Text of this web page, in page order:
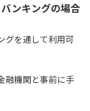
ンキングの場合
グを通して利用可
融機関と事前に手